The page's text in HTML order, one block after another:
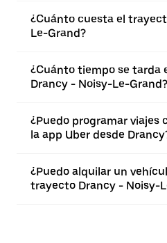
¿Cuánto cuesta el
Le-Grand?
¿Cuánto tiempo se tarda
Drancy - Noisy-Le-Grand?
¿Puedo programar viajes
la app Uber desde
¿Puedo alquilar un
trayecto Drancy - Noisy-